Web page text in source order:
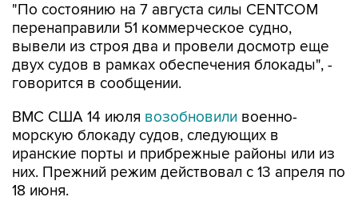
"По состоянию на 7 августа силы CENTCOM
перенаправили 51 коммерческое судно,
вывели из строя два и провели досмотр еще
двух судов в рамках обеспечения блокады", -
говорится в сообщении.
ВМС США 14 июля возобновили военно-
морскую блокаду судов, следующих в
иранские порты и прибрежные районы или из
них. Прежний режим действовал с 13 апреля по
18 июня.